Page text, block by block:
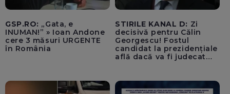
GSP.RO: „Gata, e
INUMAN!” » Ioan Andone
cere 3 măsuri URGENTE
în România
STIRILE KANAL D: Zi
decisivă pentru Călin
Georgescu! Fostul
candidat la prezidențiale
află dacă va fi judecat